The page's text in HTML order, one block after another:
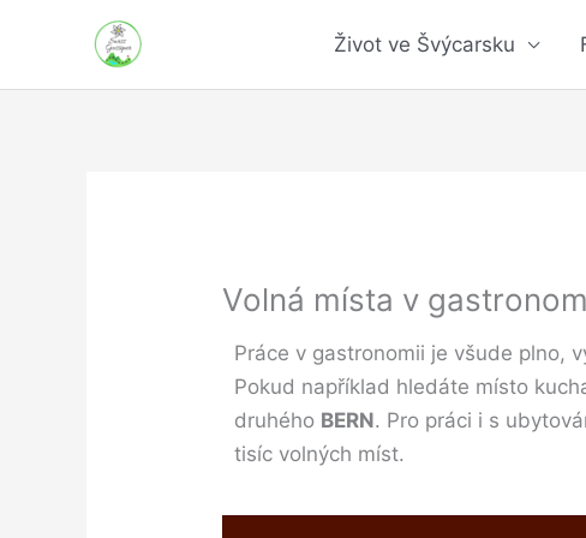
obsah
Život ve Švýcarsku
Volná místa v
Práce v gastronomii je všude plno,
Pokud například hledáte místo
druhého BERN. Pro práci i s
tisíc volných míst.